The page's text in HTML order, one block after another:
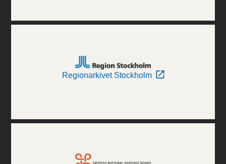
Regionarkivet Stockholm